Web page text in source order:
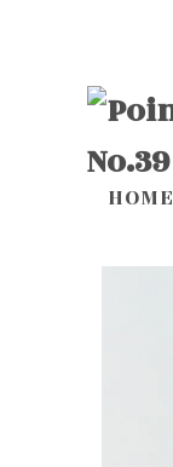
HOME